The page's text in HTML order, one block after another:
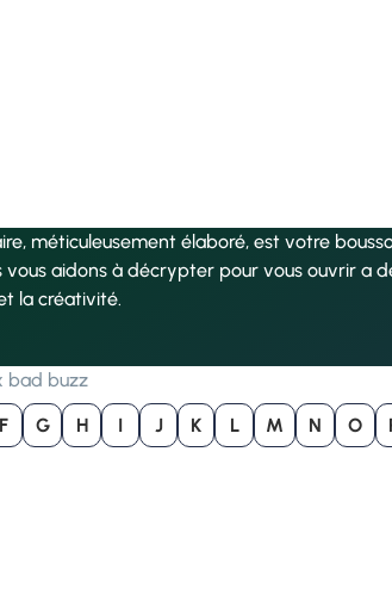
méticuleusement élaboré, est votre
vous aidons à décrypter pour vous ouvrir a
la créativité.
bad buzz
F G H I J K L M N O